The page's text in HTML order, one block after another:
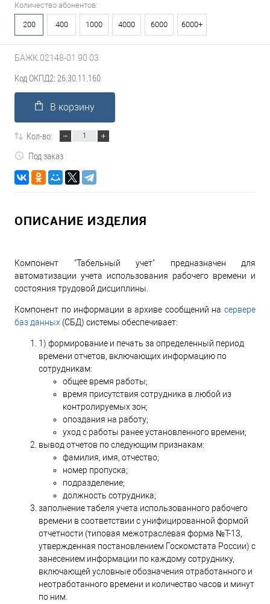
Количество абонентов:
200 400 1000 4000 6000 6000+
БАЖК.02148-01 90 03
Код ОКПД2: 26.30.11.160
В корзину
Кол-во:
Под заказ
ОПИСАНИЕ ИЗДЕЛИЯ
Компонент "Табельный учет" предназначен для
автоматизации учета использования рабочего времени и
состояния трудовой дисциплины.
Компонент по информации в архиве сообщений на сервере
баз данных (СБД) системы обеспечивает:
1) формирование и печать за определенный период
времени отчетов, включающих информацию по
сотрудникам:
общее время работы;
время присутствия сотрудника в любой из
контролируемых зон;
опоздания на работу;
уход с работы ранее установленного времени;
вывод отчетов по следующим признакам:
фамилия, имя, отчество;
номер пропуска;
подразделение;
должность сотрудника;
заполнение табеля учета использованного рабочего
времени в соответствии с унифицированной формой
отчетности (типовая межотраслевая форма №Т-13,
утвержденная постановлением Госкомстата России) с
занесением информации по каждому сотруднику,
включающей условные обозначения отработанного и
неотработанного времени и количество часов и минут
по ним.